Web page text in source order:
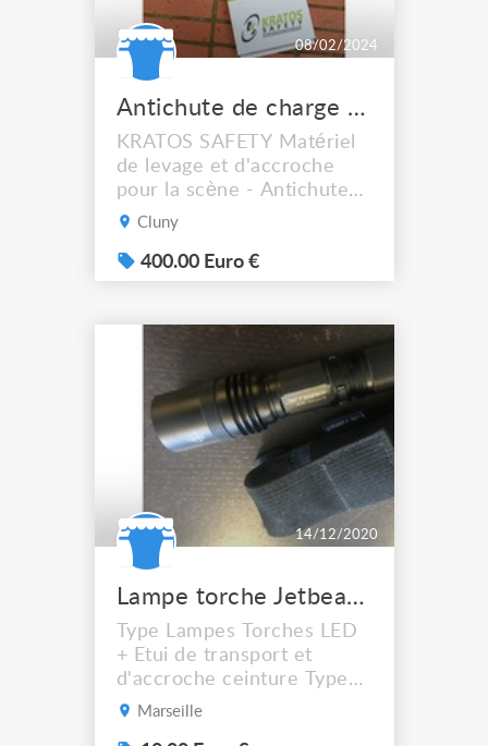
08/02/2024
Antichute de charge maxi 250 kg
KRATOS SAFETY Matériel
de levage et d'accroche
pour la scène - Antichute
de charge jusqu'à 250 kg
câble acier galvanisé
longueur 10 m conçu pour
charge d’un poids maxi de
250 kg Longueur du câble :
10 mètres Capacité de
charge : 250 kg Poids : 4,15
Cluny
400.00 Euro €
14/12/2020
Lampe torche Jetbeam Led BC25
Type Lampes Torches LED
+ Etui de transport et
d'accroche ceinture Type
de batterie CR123A X2
Marseille